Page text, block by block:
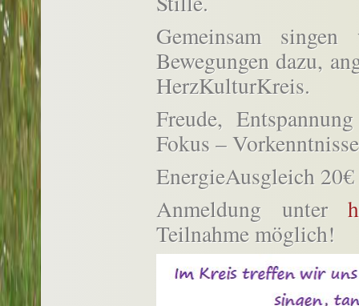
Gemeinsam
Bewegungen dazu,
HerzKulturKreis.
Freude,
Fokus –
EnergieAusgleich 20€
Anmeldung unter
Teilnahme möglich!